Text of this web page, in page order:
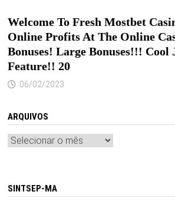
Welcome To Fresh Mostbet
Online Profits At The Online
Bonuses! Large Bonuses!!! Cool
Feature!! 20
06/02/2023
ARQUIVOS
Arquivos
SINTSEP-MA